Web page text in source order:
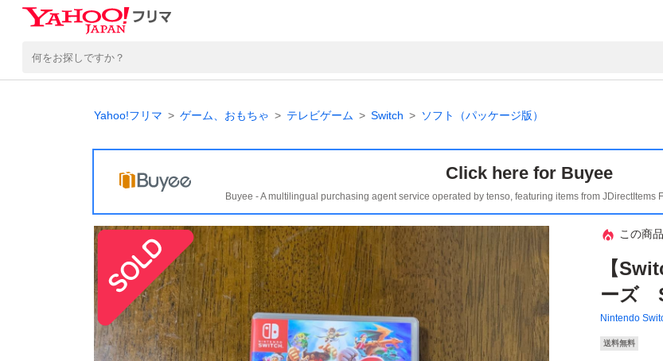
Yahoo!フリマ ゲーム、おもちゃ テレビゲーム Switch ソフト（パッケージ版）
Click here for Buyee
Buyee - A multilingual purchasing agent service operated by tenso, featuring items from JDirectItems
この商
【
ーズ
Nintendo
送料無料